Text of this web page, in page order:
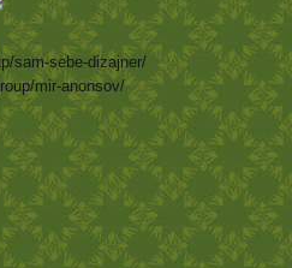
sam-sebe-dizajner/
mir-anonsov/